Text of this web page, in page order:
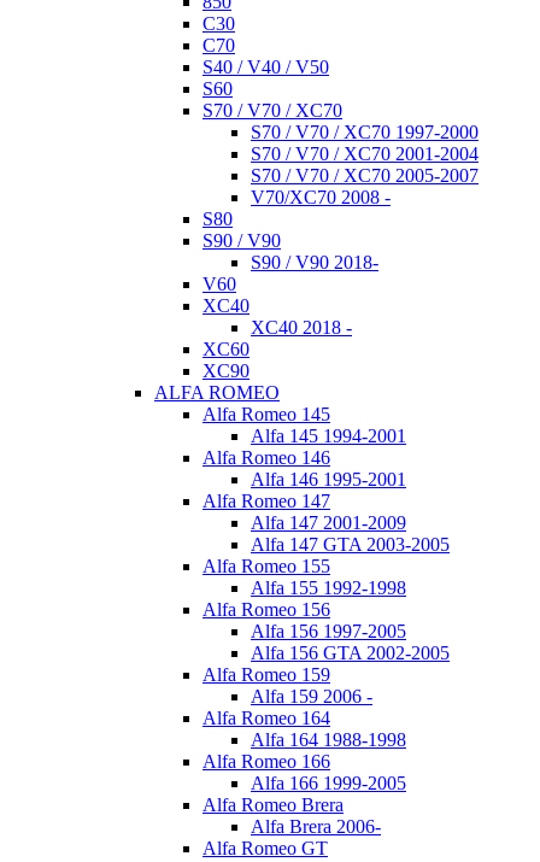
C30
C70
S40 / V40 / V50
S60
S70 / V70 / XC70
S70 / V70 / XC70 1997-2000
S70 / V70 / XC70 2001-2004
S70 / V70 / XC70 2005-2007
V70/XC70 2008 -
S80
S90 / V90
S90 / V90 2018-
V60
XC40
XC40 2018 -
XC60
XC90
ALFA ROMEO
Alfa Romeo 145
Alfa 145 1994-2001
Alfa Romeo 146
Alfa 146 1995-2001
Alfa Romeo 147
Alfa 147 2001-2009
Alfa 147 GTA 2003-2005
Alfa Romeo 155
Alfa 155 1992-1998
Alfa Romeo 156
Alfa 156 1997-2005
Alfa 156 GTA 2002-2005
Alfa Romeo 159
Alfa 159 2006 -
Alfa Romeo 164
Alfa 164 1988-1998
Alfa Romeo 166
Alfa 166 1999-2005
Alfa Romeo Brera
Alfa Brera 2006-
Alfa Romeo GT